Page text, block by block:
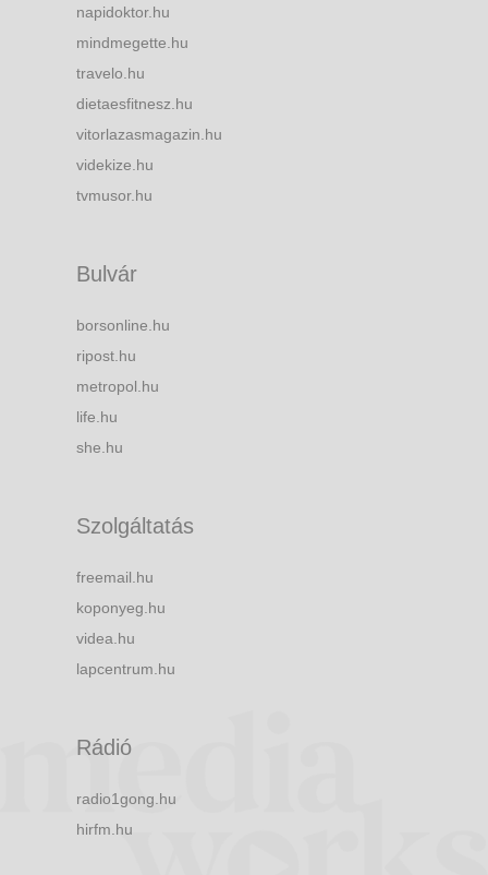
napidoktor.hu
mindmegette.hu
travelo.hu
dietaesfitnesz.hu
vitorlazasmagazin.hu
videkize.hu
tvmusor.hu
Bulvár
borsonline.hu
ripost.hu
metropol.hu
life.hu
she.hu
Szolgáltatás
freemail.hu
koponyeg.hu
videa.hu
lapcentrum.hu
Rádió
radio1gong.hu
hirfm.hu